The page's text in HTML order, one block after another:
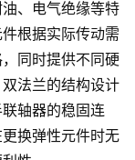
、电气绝缘等特
根据实际传动需
同时提供不同硬
法兰的结构设计
轴器的稳固连
换弹性元件时无